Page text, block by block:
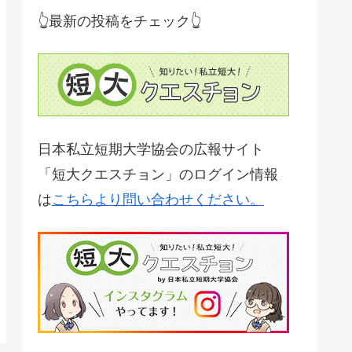
👆最新の投稿をチェック👆
日本私立短期大学協会の広報サイト
「短大クエスチョン」のログイン情報
はこちらより問い合わせください。